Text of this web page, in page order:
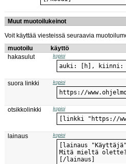
Muut muotoilukeinot
Voit käyttää viesteissä seuraavia
muotoilu
käyttö
hakasulut
kopioi
auki: [h], kiinni:
suora linkki kopioi
https://
otsikkolinkki kopioi
[linkki "https://
lainaus kopioi
[/lainaus]